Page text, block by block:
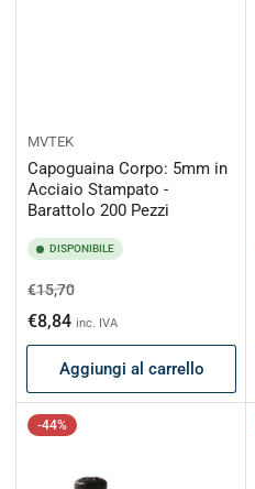
MVTEK
Capoguaina Corpo: 5mm in
Acciaio Stampato -
Barattolo 200 Pezzi
DISPONIBILE
Prezzo
di
listino
€15,70Prezzo
scontato
€8,84 inc. IVA
Aggiungi al carrello
-44%